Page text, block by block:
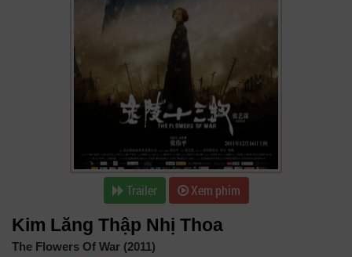
Trailer Xem phim
Kim Lăng Thập Nhị Thoa
The Flowers Of War (2011)